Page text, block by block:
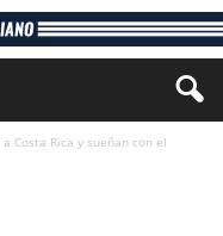
Costa Rica y sueñan con el